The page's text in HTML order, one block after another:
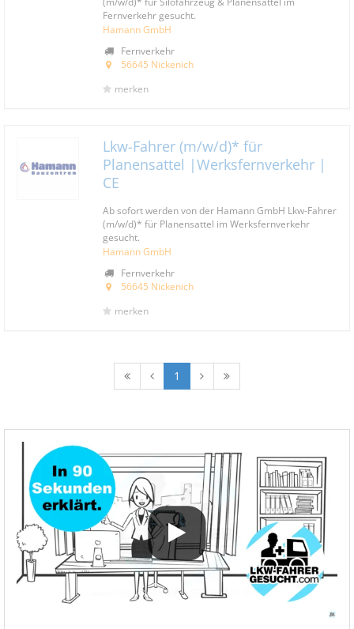
Fernverkehr gesucht.
Hamann GmbH
Fernverkehr
56645 Nickenich
merken
Lkw-Fahrer (m/w/d)* für
Planensattel |Werksfernverkehr |
CE
Ab sofort werden von der Hamann GmbH Lkw-Fahrer
(m/w/d)* für Planensattel im Werksfernverkehr
gesucht.
Hamann GmbH
Fernverkehr
56645 Nickenich
merken
1